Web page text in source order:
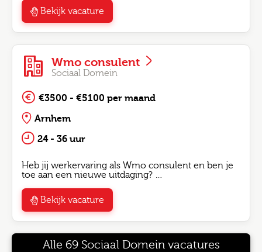
Bekijk vacature
Wmo consulent
Sociaal Domein
€3500 - €5100 per maand
Arnhem
24 - 36 uur
Heb jij werkervaring als Wmo consulent en ben je
toe aan een nieuwe uitdaging? …
Bekijk vacature
Alle 69 Sociaal Domein vacatures